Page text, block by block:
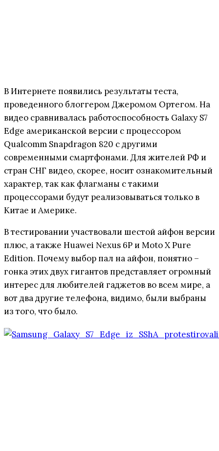
В Интернете появились результаты теста,
проведенного блоггером Джеромом Ортегом. На
видео сравнивалась работоспособность Galaxy S7
Edge американской версии с процессором
Qualcomm Snapdragon 820 с другими
современными смартфонами. Для жителей РФ и
стран СНГ видео, скорее, носит ознакомительный
характер, так как флагманы с такими
процессорами будут реализовываться только в
Китае и Америке.
В тестировании участвовали шестой айфон версии
плюс, а также Huawei Nexus 6P и Moto X Pure
Edition. Почему выбор пал на айфон, понятно –
гонка этих двух гигантов представляет огромный
интерес для любителей гаджетов во всем мире, а
вот два другие телефона, видимо, были выбраны
из того, что было.